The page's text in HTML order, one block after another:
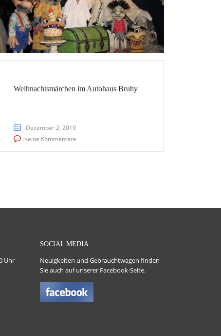
Weihnachtsmärchen im Autohaus Bruhy
Dezember 2, 2019
Keine Kommentare
Uhr
SOCIAL MEDIA
Neuigkeiten und Gebrauchtwagen finden
Sie auch auf unserer Facebook-Seite.